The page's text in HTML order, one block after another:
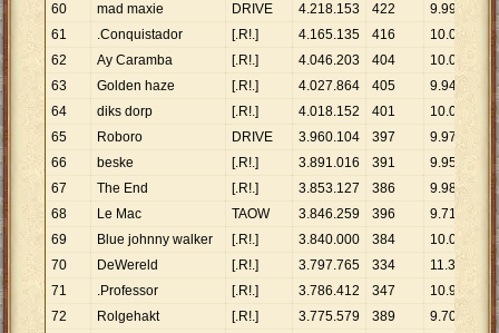
60
mad maxie DRIVE 4.218.153 422 9.996
61
.Conquistador [.R!.] 4.165.135 416 10.012
62
Ay Caramba [.R!.] 4.046.203 404 10.015
63
Golden haze [.R!.] 4.027.864 405 9.945
64
diks dorp [.R!.] 4.018.152 401 10.020
65
Roboro DRIVE 3.960.104 397 9.975
66
beske [.R!.] 3.891.016 391 9.951
67
The End [.R!.] 3.853.127 386 9.982
68
Le Mac TAOW 3.846.259 396 9.713
69
Blue johnny walker [.R!.] 3.840.000 384 10.000
70
DeWereld [.R!.] 3.797.765 334 11.371
71
.Professor [.R!.] 3.786.412 347 10.912
72
Rolgehakt [.R!.] 3.775.579 389 9.706